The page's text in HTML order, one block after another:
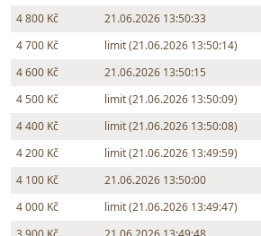
4 800 Kč
21.06.2026 13:50:33
4 700 Kč
limit (21.06.2026 13:50:14)
4 600 Kč
21.06.2026 13:50:15
4 500 Kč
limit (21.06.2026 13:50:09)
4 400 Kč
limit (21.06.2026 13:50:08)
4 200 Kč
limit (21.06.2026 13:49:59)
4 100 Kč
21.06.2026 13:50:00
4 000 Kč
limit (21.06.2026 13:49:47)